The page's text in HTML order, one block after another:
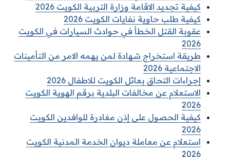
كيفية تجديد الاقامة وزارة التربية الكويت 2026
كيفية طلب حاوية نفايات الكويت 2026
عقوبة القتل الخطأ في حوادث السيارات في الكويت
2026
طريقة استخراج شهادة لمن يهمه الامر من التأمينات
الاجتماعية 2026
إجراءات التحاق بعائل الكويت للاطفال 2026
الاستعلام عن مخالفات البلدية برقم الهوية الكويت
2026
كيفية الحصول على إذن مغادرة للوافدين الكويت
2026
استعلام عن معاملة ديوان الخدمة المدنية الكويت
2026